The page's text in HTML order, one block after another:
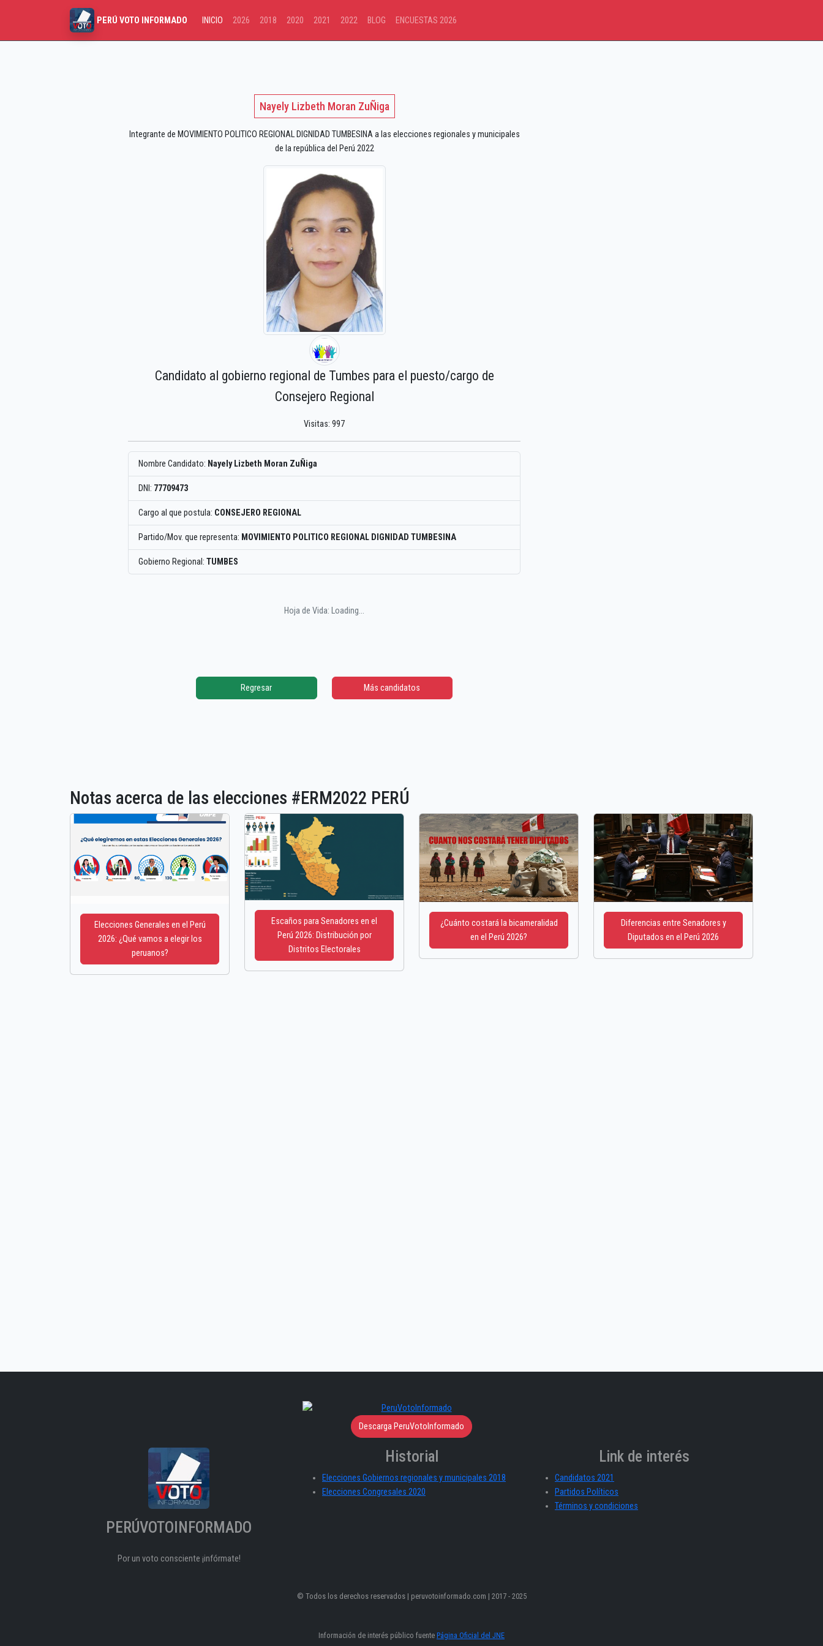
PERÚ VOTO INFORMADO INICIO 2026 2018 2020 2021 2022 BLOG ENCUESTAS 2026
Nayely Lizbeth Moran ZuÑiga
Integrante de MOVIMIENTO POLITICO REGIONAL DIGNIDAD TUMBESINA a las elecciones regionales y municipales
de la república del Perú 2022
Candidato al gobierno regional de Tumbes para el puesto/cargo de
Consejero Regional
Visitas: 997
Nombre Candidato: Nayely Lizbeth Moran ZuÑiga
DNI: 77709473
Cargo al que postula: CONSEJERO REGIONAL
Partido/Mov. que representa: MOVIMIENTO POLITICO REGIONAL DIGNIDAD TUMBESINA
Gobierno Regional: TUMBES
Hoja de Vida: Loading...
Regresar Más candidatos
Notas acerca de las elecciones #ERM2022 PERÚ
Elecciones Generales en el Perú
2026: ¿Qué vamos a elegir los
peruanos?
Escaños para Senadores en el
Perú 2026: Distribución por
Distritos Electorales
¿Cuánto costará la bicameralidad
en el Perú 2026?
Diferencias entre Senadores y
Diputados en el Perú 2026
Descarga PeruVotoInformado
PERÚVOTOINFORMADO
Por un voto consciente ¡infórmate!
Historial
Elecciones Gobiernos regionales y municipales 2018
Elecciones Congresales 2020
Link de interés
Candidatos 2021
Partidos Políticos
Términos y condiciones
© Todos los derechos reservados | peruvotoinformado.com | 2017 - 2025
Información de interés público fuente Página Oficial del JNE